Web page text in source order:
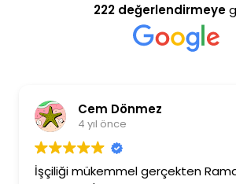
222 değerlendirmeye
Cem Dönmez
4 yıl önce
İşçiliği mükemmel gerçekten